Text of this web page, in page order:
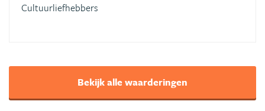
Cultuurliefhebbers
Bekijk alle waarderingen